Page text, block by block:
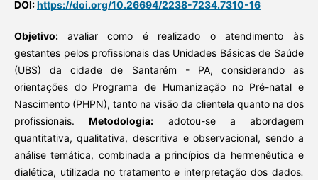
DOI:https://doi.org/10.26694/2238-7234.7310-16
Objetivo: avaliar como é realizado o atendimento às
gestantes pelos profissionais das Unidades Básicas de Saúde
(UBS) da cidade de Santarém - PA, considerando as
orientações do Programa de Humanização no Pré-natal e
Nascimento (PHPN), tanto na visão da clientela quanto na dos
profissionais.Metodologia: adotou-se a abordagem
quantitativa, qualitativa, descritiva e observacional, sendo a
análise temática, combinada a princípios da hermenêuti­ca e
dialética, utilizada no tratamento e inter­pretação dos dados.